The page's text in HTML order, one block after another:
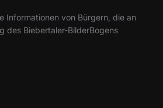
Informationen von Bürgern, die an
des Biebertaler-BilderBogens